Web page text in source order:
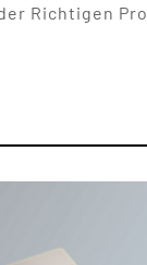
Richtigen